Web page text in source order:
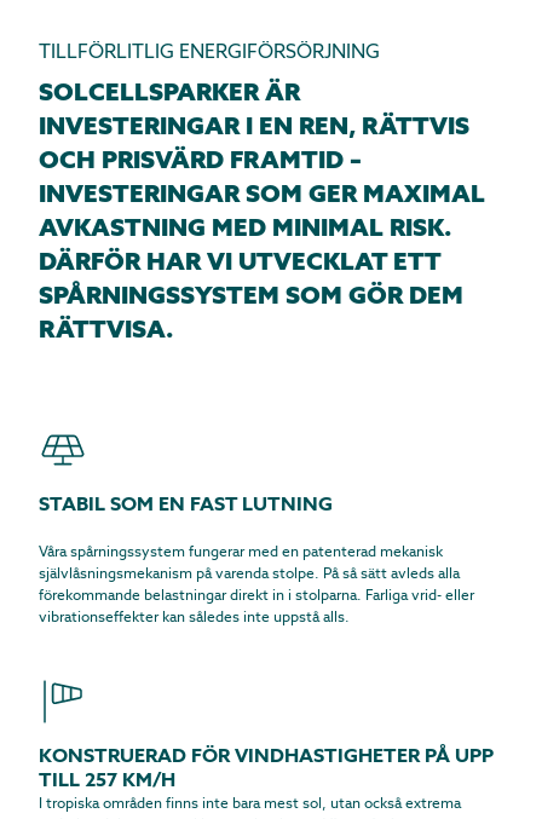
TILLFÖRLITLIG ENERGIFÖRSÖRJNING
SOLCELLSPARKER ÄR
INVESTERINGAR I EN REN, RÄTTVIS
OCH PRISVÄRD FRAMTID –
INVESTERINGAR SOM GER MAXIMAL
AVKASTNING MED MINIMAL RISK.
DÄRFÖR HAR VI UTVECKLAT ETT
SPÅRNINGSSYSTEM SOM GÖR DEM
RÄTTVISA.
STABIL SOM EN FAST LUTNING
Våra spårningssystem fungerar med en patenterad mekanisk
självlåsningsmekanism på varenda stolpe. På så sätt avleds alla
förekommande belastningar direkt in i stolparna. Farliga vrid- eller
vibrationseffekter kan således inte uppstå alls.
KONSTRUERAD FÖR VINDHASTIGHETER PÅ UPP
TILL 257 KM/H
I tropiska områden finns inte bara mest sol, utan också extrema